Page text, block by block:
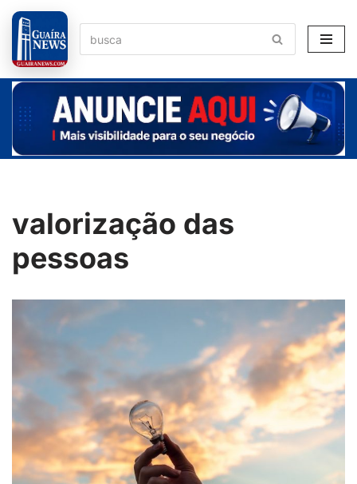
Pular
para
o
conteúdo
valorização das
pessoas